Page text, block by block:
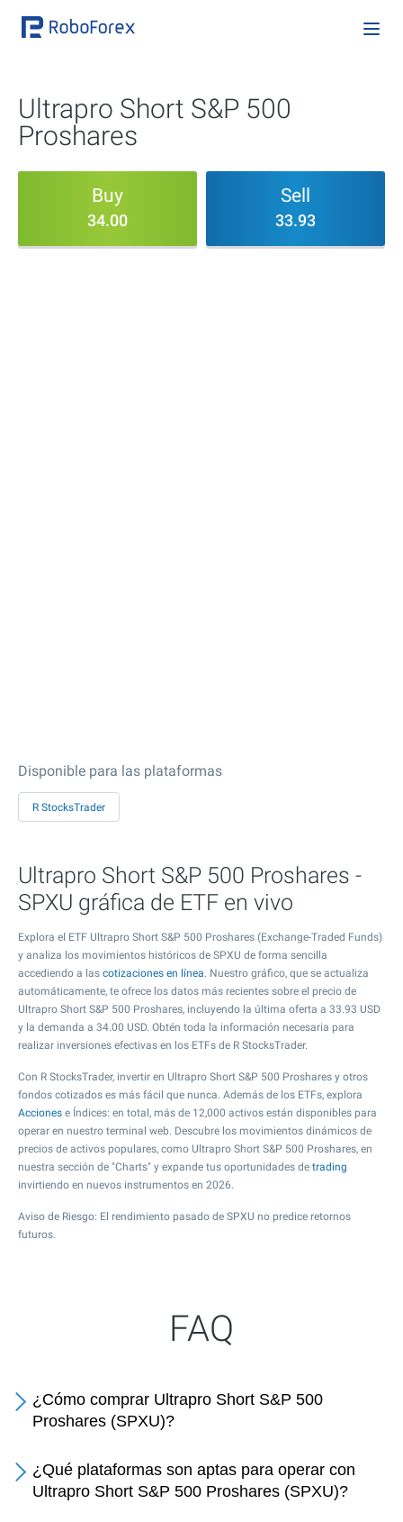
Ultrapro Short S&P 500
Proshares
Buy
34.00
Sell
33.93
Disponible para las plataformas
R StocksTrader
Ultrapro Short S&P 500 Proshares -
SPXU gráfica de ETF en vivo
Explora el ETF Ultrapro Short S&P 500 Proshares (Exchange-Traded Funds)
y analiza los movimientos históricos de SPXU de forma sencilla
accediendo a las cotizaciones en línea. Nuestro gráfico, que se actualiza
automáticamente, te ofrece los datos más recientes sobre el precio de
Ultrapro Short S&P 500 Proshares, incluyendo la última oferta a 33.93 USD
y la demanda a 34.00 USD. Obtén toda la información necesaria para
realizar inversiones efectivas en los ETFs de R StocksTrader.
Con R StocksTrader, invertir en Ultrapro Short S&P 500 Proshares y otros
fondos cotizados es más fácil que nunca. Además de los ETFs, explora
Acciones e Índices: en total, más de 12,000 activos están disponibles para
operar en nuestro terminal web. Descubre los movimientos dinámicos de
precios de activos populares, como Ultrapro Short S&P 500 Proshares, en
nuestra sección de "Charts" y expande tus oportunidades de trading
invirtiendo en nuevos instrumentos en 2026.
Aviso de Riesgo: El rendimiento pasado de SPXU no predice retornos
futuros.
FAQ
¿Cómo comprar Ultrapro Short S&P 500
Proshares (SPXU)?
¿Qué plataformas son aptas para operar con
Ultrapro Short S&P 500 Proshares (SPXU)?